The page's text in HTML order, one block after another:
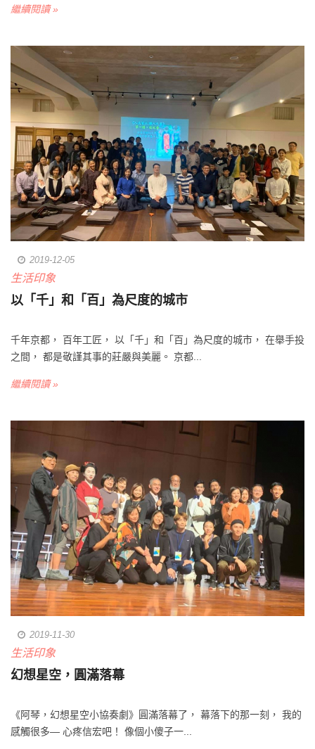
繼續閱讀 »
2019-12-05
生活印象
以「千」和「百」為尺度的城市
千年京都， 百年工匠， 以「千」和「百」為尺度的城市， 在舉手投
之間， 都是敬謹其事的莊嚴與美麗。 京都...
繼續閱讀 »
2019-11-30
生活印象
幻想星空，圓滿落幕
《阿琴，幻想星空小協奏劇》圓滿落幕了， 幕落下的那一刻， 我的
感觸很多— 心疼信宏吧！ 像個小傻子一...